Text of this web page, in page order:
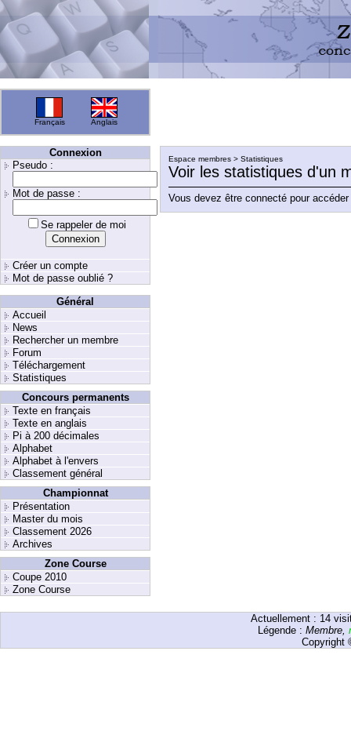
Français Anglais
Connexion
Pseudo :
Mot de passe :
Se rappeler de moi
Créer un compte
Mot de passe oublié ?
Général
Accueil
News
Rechercher un membre
Forum
Téléchargement
Statistiques
Concours permanents
Texte en français
Texte en anglais
Pi à 200 décimales
Alphabet
Alphabet à l'envers
Classement général
Championnat
Présentation
Master du mois
Classement 2026
Archives
Zone Course
Coupe 2010
Zone Course
Espace membres > Statistiques
Voir les statistiques d'un
Vous devez être connecté pour
Actuellement : 14
Légende : Membre,
Copyright